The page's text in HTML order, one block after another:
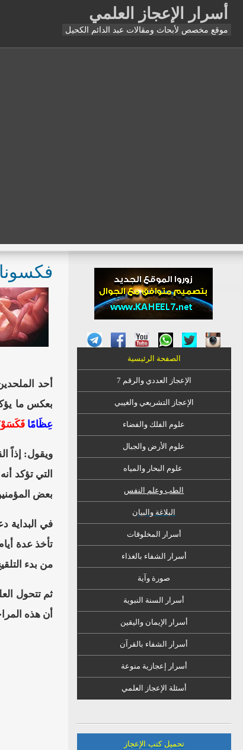
أسرار الإعجاز العلمي
موقع مخصص لأبحاث ومقالات عبد الدائم الكحيل
أحد
بعكس ما
عِظَامًا
ويقول: إذاً
التي تؤكد
بعض
في البداية
من بدء
أن هذه
الصفحة الرئيسية
الإعجاز العددي والرقم 7
الإعجاز التشريعي والغيبي
علوم الفلك والفضاء
علوم الأرض والجبال
علوم البحار والمياه
الطب وعلم النفس
البلاغة والبيان
أسرار المخلوقات
أسرار الشفاء بالغذاء
صورة وآية
أسرار السنة النبوية
أسرار الإيمان واليقين
أسرار الشفاء بالقرآن
أسرار إعجازية منوعة
أسئلة الإعجاز العلمي
تحميل كتب الإعجاز